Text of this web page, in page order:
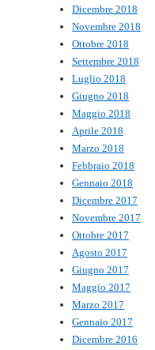
Dicembre 2018
Novembre 2018
Ottobre 2018
Settembre 2018
Luglio 2018
Giugno 2018
Maggio 2018
Aprile 2018
Marzo 2018
Febbraio 2018
Gennaio 2018
Dicembre 2017
Novembre 2017
Ottobre 2017
Agosto 2017
Giugno 2017
Maggio 2017
Marzo 2017
Gennaio 2017
Dicembre 2016